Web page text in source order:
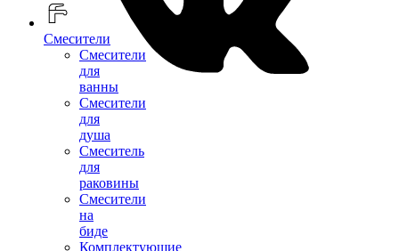
Смесители
Смесители
для
ванны
Смесители
для
душа
Смеситель
для
раковины
Смесители
на
биде
Комплектующие